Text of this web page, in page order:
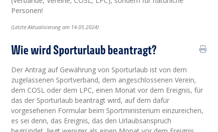
Personen!
(Letzte Aktualisierung am 14.05.2024)
Wie wird Sporturlaub beantragt?
Der Antrag auf Gewährung von Sporturlaub ist von dem
zugelassenen Sportverband, dem angeschlossenen Verein,
dem COSL oder dem LPC, einen Monat vor dem Ereignis, für
das der Sporturlaub beantragt wird, auf dem dafür
vorgesehenen Formular beim Sportministerium einzureichen,
es sei denn, das Ereignis, das den Urlaubsanspruch